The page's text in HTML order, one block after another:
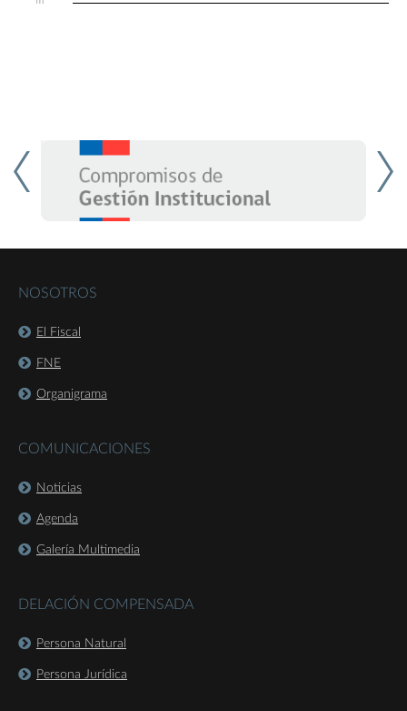
NOSOTROS
El Fiscal
FNE
Organigrama
COMUNICACIONES
Noticias
Agenda
Galería Multimedia
DELACIÓN COMPENSADA
Persona Natural
Persona Jurídica